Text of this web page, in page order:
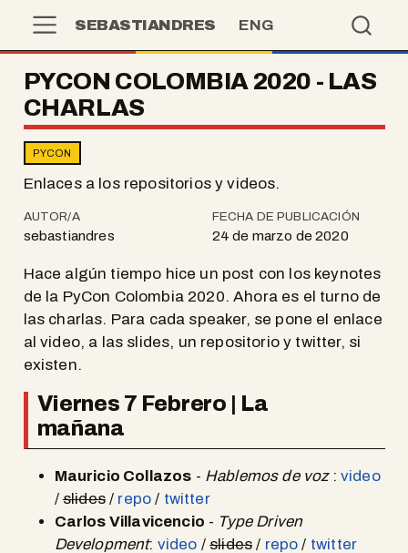
SEBASTIANDRES ENG
PYCON COLOMBIA 2020 - LAS
CHARLAS
PYCON
Enlaces a los repositorios y videos.
AUTOR/A
sebastiandres
FECHA DE PUBLICACIÓN
24 de marzo de 2020
Hace algún tiempo hice un post con los keynotes
de la PyCon Colombia 2020. Ahora es el turno de
las charlas. Para cada speaker, se pone el enlace
al video, a las slides, un repositorio y twitter, si
existen.
Viernes 7 Febrero | La
mañana
Mauricio Collazos - Hablemos de voz: video
/slides/ repo / twitter
Carlos Villavicencio - Type Driven
Development: video /slides/ repo / twitter